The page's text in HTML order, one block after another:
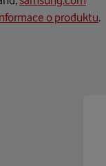
o produktu.